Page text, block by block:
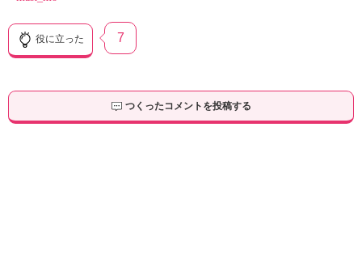
役に立った 7
つくったコメントを投稿する